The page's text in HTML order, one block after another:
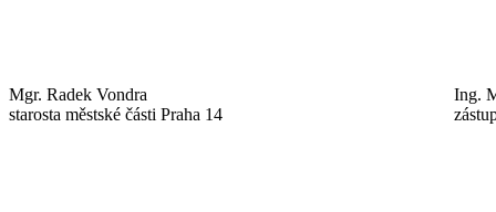
Mgr. Radek Vondra
starosta městské části Praha 14
Ing.